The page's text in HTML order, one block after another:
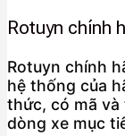
Rotuyn chính
Rotuyn chính
hệ thống của
thức, có mã
dòng xe mục